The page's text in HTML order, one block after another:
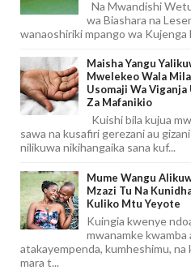
Na Mwandishi
wa Biashara na
wanaoshiriki mpango wa Kujenga
Maisha Yangu
Mwelekeo Wala
Usomaji Wa
Za Mafanikio
Kuishi bila kujua
sawa na kusafiri gerezani au
nilikuwa nikihangaika sana kuf...
Mume Wangu
Mzazi Tu Na
Kuliko Mtu Yeyote
Kuingia kwenye
mwanamke
atakayempenda, kumheshimu, na
mara t...